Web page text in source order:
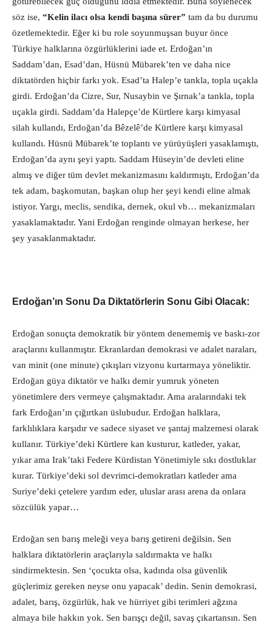
söz ise, “Kelin ilacı olsa kendi başına sürer” tam da bu durumu
özetlemektedir. Eğer ki bu role soyunmuşsan buyur önce
Türkiye halklarına özgürlüklerini iade et. Erdoğan’ın
Saddam’dan, Esad’dan, Hüsnü Mübarek’ten ve daha nice
diktatörden hiçbir farkı yok. Esad’ta Halep’e tankla, topla uçakla
girdi. Erdoğan’da Cizre, Sur, Nusaybin ve Şırnak’a tankla, topla
uçakla girdi. Saddam’da Halepçe’de Kürtlere karşı kimyasal
silah kullandı, Erdoğan’da Bêzelê’de Kürtlere karşı kimyasal
kullandı. Hüsnü Mübarek’te toplantı ve yürüyüşleri yasaklamıştı,
Erdoğan’da aynı şeyi yaptı. Saddam Hüseyin’de devleti eline
almış ve diğer tüm devlet mekanizmasını kaldırmıştı, Erdoğan’da
tek adam, başkomutan, başkan olup her şeyi kendi eline almak
istiyor. Yargı, meclis, sendika, dernek, okul vb… mekanizmaları
yasaklamaktadır. Yani Erdoğan renginde olmayan herkese, her
şey yasaklanmaktadır.
Erdoğan’ın Sonu Da Diktatörlerin Sonu Gibi Olacak:
Erdoğan sonuçta demokratik bir yöntem denememiş ve baskı-zor
araçlarını kullanmıştır. Ekranlardan demokrasi ve adalet naraları,
van minit (one minute) çıkışları vizyonu kurtarmaya yöneliktir.
Erdoğan güya diktatör ve halkı demir yumruk yöneten
yönetimlere ders vermeye çalışmaktadır. Ama aralarındaki tek
fark Erdoğan’ın çığırtkan üslubudur. Erdoğan halklara,
farklılıklara karşıdır ve sadece siyaset ve şantaj malzemesi olarak
kullanır. Türkiye’deki Kürtlere kan kusturur, katleder, yakar,
yıkar ama Irak’taki Federe Kürdistan Yönetimiyle sıkı dostluklar
kurar. Türkiye’deki sol devrimci-demokratları katleder ama
Suriye’deki çetelere yardım eder, uluslar arası arena da onlara
sözcülük yapar…
Erdoğan sen barış meleği veya barış getireni değilsin. Sen
halklara diktatörlerin araçlarıyla saldırmakta ve halkı
sindirmektesin. Sen ‘çocukta olsa, kadında olsa güvenlik
güçlerimiz gereken neyse onu yapacak’ dedin. Senin demokrasi,
adalet, barış, özgürlük, hak ve hürriyet gibi terimleri ağzına
almaya bile hakkın yok. Sen barışçı değil, savaş çıkartansın. Sen